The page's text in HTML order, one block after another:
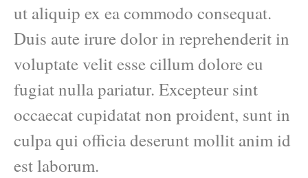
ut aliquip ex ea commodo consequat.
Duis aute irure dolor in reprehenderit in
voluptate velit esse cillum dolore eu
fugiat nulla pariatur. Excepteur sint
occaecat cupidatat non proident, sunt in
culpa qui officia deserunt mollit anim id
est laborum.